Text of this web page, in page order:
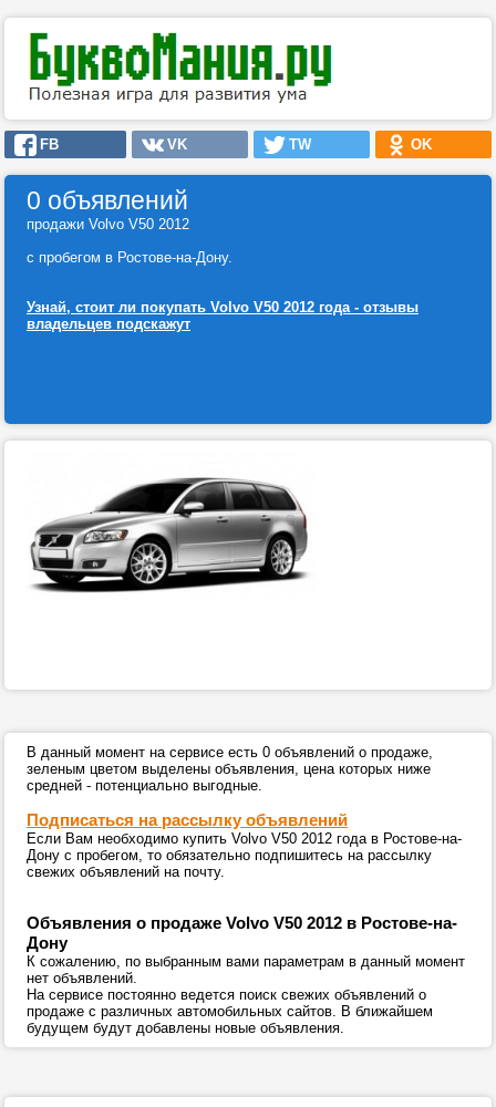
FB VK TW OK
0 объявлений
продажи Volvo V50 2012
с пробегом в Ростове-на-Дону.
Узнай, стоит ли покупать Volvo V50 2012 года - отзывы
владельцев подскажут
В данный момент на сервисе есть 0 объявлений о продаже,
зеленым цветом выделены объявления, цена которых ниже
средней - потенциально выгодные.
Подписаться на рассылку объявлений
Если Вам необходимо купить Volvo V50 2012 года в Ростове-на-
Дону с пробегом, то обязательно подпишитесь на рассылку
свежих объявлений на почту.
Объявления о продаже Volvo V50 2012 в Ростове-на-
Дону
К сожалению, по выбранным вами параметрам в данный момент
нет объявлений.
На сервисе постоянно ведется поиск свежих объявлений о
продаже с различных автомобильных сайтов. В ближайшем
будущем будут добавлены новые объявления.